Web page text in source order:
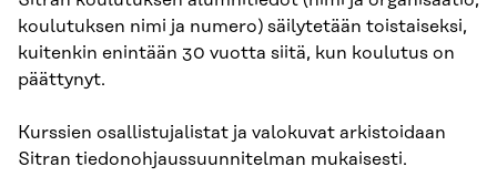
koulutuksen nimi ja numero) säilytetään toistaiseksi,
kuitenkin enintään 30 vuotta siitä, kun koulutus on
päättynyt.
Kurssien osallistujalistat ja valokuvat arkistoidaan
Sitran tiedonohjaussuunnitelman mukaisesti.